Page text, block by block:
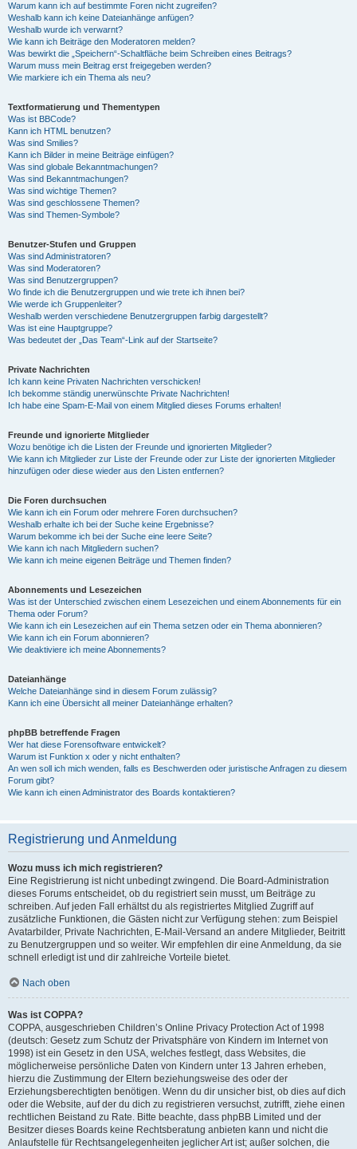
Warum kann ich auf bestimmte Foren nicht zugreifen?
Weshalb kann ich keine Dateianhänge anfügen?
Weshalb wurde ich verwarnt?
Wie kann ich Beiträge den Moderatoren melden?
Was bewirkt die „Speichern“-Schaltfläche beim Schreiben eines Beitrags?
Warum muss mein Beitrag erst freigegeben werden?
Wie markiere ich ein Thema als neu?
Textformatierung und Thementypen
Was ist BBCode?
Kann ich HTML benutzen?
Was sind Smilies?
Kann ich Bilder in meine Beiträge einfügen?
Was sind globale Bekanntmachungen?
Was sind Bekanntmachungen?
Was sind wichtige Themen?
Was sind geschlossene Themen?
Was sind Themen-Symbole?
Benutzer-Stufen und Gruppen
Was sind Administratoren?
Was sind Moderatoren?
Was sind Benutzergruppen?
Wo finde ich die Benutzergruppen und wie trete ich ihnen bei?
Wie werde ich Gruppenleiter?
Weshalb werden verschiedene Benutzergruppen farbig dargestellt?
Was ist eine Hauptgruppe?
Was bedeutet der „Das Team“-Link auf der Startseite?
Private Nachrichten
Ich kann keine Privaten Nachrichten verschicken!
Ich bekomme ständig unerwünschte Private Nachrichten!
Ich habe eine Spam-E-Mail von einem Mitglied dieses Forums erhalten!
Freunde und ignorierte Mitglieder
Wozu benötige ich die Listen der Freunde und ignorierten Mitglieder?
Wie kann ich Mitglieder zur Liste der Freunde oder zur Liste der ignorierten Mitglieder
hinzufügen oder diese wieder aus den Listen entfernen?
Die Foren durchsuchen
Wie kann ich ein Forum oder mehrere Foren durchsuchen?
Weshalb erhalte ich bei der Suche keine Ergebnisse?
Warum bekomme ich bei der Suche eine leere Seite?
Wie kann ich nach Mitgliedern suchen?
Wie kann ich meine eigenen Beiträge und Themen finden?
Abonnements und Lesezeichen
Was ist der Unterschied zwischen einem Lesezeichen und einem Abonnements für ein
Thema oder Forum?
Wie kann ich ein Lesezeichen auf ein Thema setzen oder ein Thema abonnieren?
Wie kann ich ein Forum abonnieren?
Wie deaktiviere ich meine Abonnements?
Dateianhänge
Welche Dateianhänge sind in diesem Forum zulässig?
Kann ich eine Übersicht all meiner Dateianhänge erhalten?
phpBB betreffende Fragen
Wer hat diese Forensoftware entwickelt?
Warum ist Funktion x oder y nicht enthalten?
An wen soll ich mich wenden, falls es Beschwerden oder juristische Anfragen zu diesem
Forum gibt?
Wie kann ich einen Administrator des Boards kontaktieren?
Registrierung und Anmeldung
Wozu muss ich mich registrieren?
Eine Registrierung ist nicht unbedingt zwingend. Die Board-Administration
dieses Forums entscheidet, ob du registriert sein musst, um Beiträge zu
schreiben. Auf jeden Fall erhältst du als registriertes Mitglied Zugriff auf
zusätzliche Funktionen, die Gästen nicht zur Verfügung stehen: zum Beispiel
Avatarbilder, Private Nachrichten, E-Mail-Versand an andere Mitglieder, Beitritt
zu Benutzergruppen und so weiter. Wir empfehlen dir eine Anmeldung, da sie
schnell erledigt ist und dir zahlreiche Vorteile bietet.
Nach oben
Was ist COPPA?
COPPA, ausgeschrieben Children’s Online Privacy Protection Act of 1998
(deutsch: Gesetz zum Schutz der Privatsphäre von Kindern im Internet von
1998) ist ein Gesetz in den USA, welches festlegt, dass Websites, die
möglicherweise persönliche Daten von Kindern unter 13 Jahren erheben,
hierzu die Zustimmung der Eltern beziehungsweise des oder der
Erziehungsberechtigten benötigen. Wenn du dir unsicher bist, ob dies auf dich
oder die Website, auf der du dich zu registrieren versuchst, zutrifft, ziehe einen
rechtlichen Beistand zu Rate. Bitte beachte, dass phpBB Limited und der
Besitzer dieses Boards keine Rechtsberatung anbieten kann und nicht die
Anlaufstelle für Rechtsangelegenheiten jeglicher Art ist; außer solchen, die